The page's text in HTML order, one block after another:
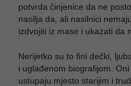
potvrda činjenice da ne
nasilja da, ali nasilnici
izdvojiti iz mase i ukazati da
Nerijetko su to fini dečki,
i uglađenom biografijom.
ustupaju mjesto starijim i